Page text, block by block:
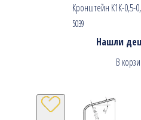
Кронштейн К1К-0,5-
5039
Нашли
В